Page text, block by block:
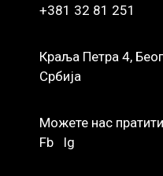
+381 32 81 251
Краља Петра 4,
Србија
Можете нас
Fb
Ig